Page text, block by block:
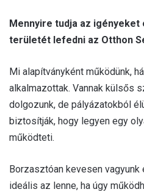
Mennyire tudja az igényeket
területét lefedni az Otthon
Mi alapítványként működünk,
alkalmazottak. Vannak külsős
dolgozunk, de pályázatokból
biztosítják, hogy legyen egy
működteti.
Borzasztóan kevesen vagyunk
ideális az lenne, ha úgy